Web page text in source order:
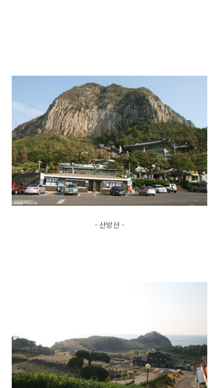
- 산방산 -